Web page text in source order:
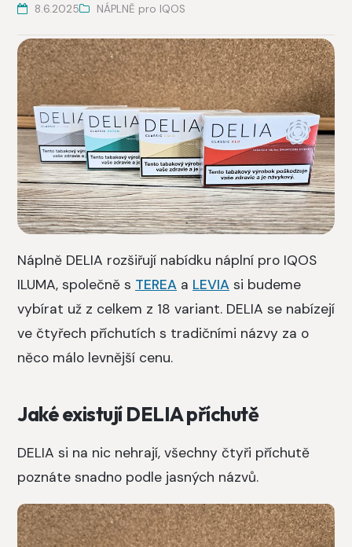
8.6.2025 NÁPLNĚ pro IQOS
Náplně DELIA rozšiřují nabídku náplní pro IQOS
ILUMA, společně s TEREA a LEVIA si budeme
vybírat už z celkem z 18 variant. DELIA se nabízejí
ve čtyřech příchutích s tradičními názvy za o
něco málo levnější cenu.
Jaké existují DELIA příchutě
DELIA si na nic nehrají, všechny čtyři příchutě
poznáte snadno podle jasných názvů.